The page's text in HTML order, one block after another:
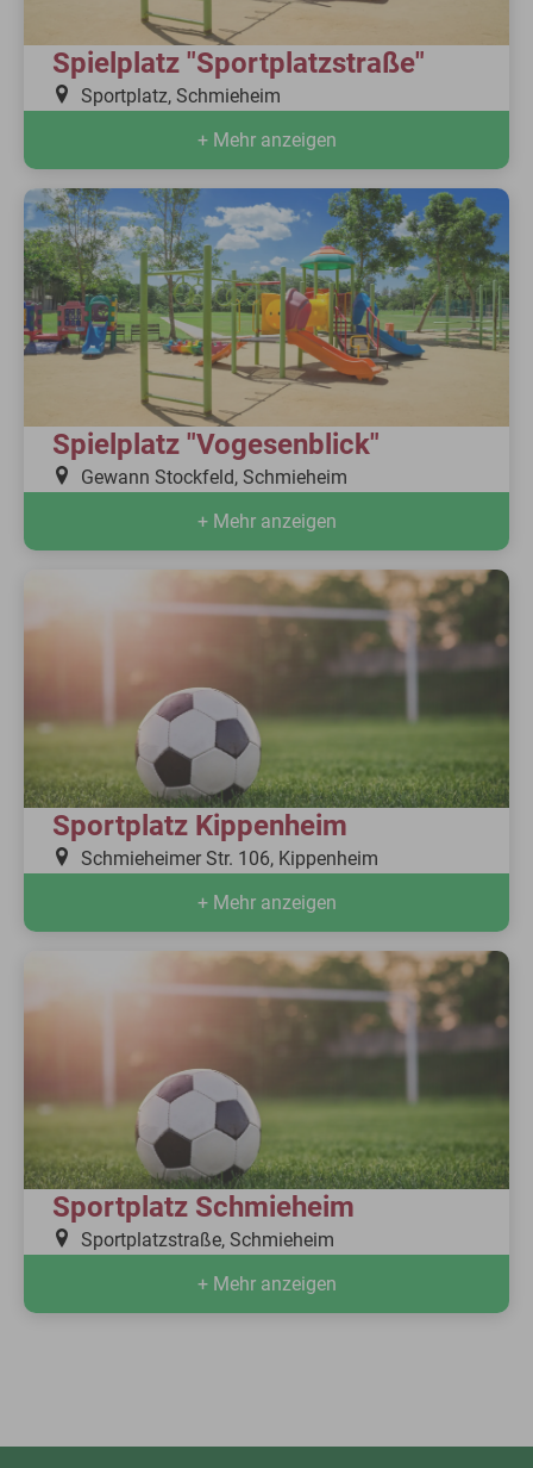
Spielplatz "Sportplatzstraße"
Sportplatz, Schmieheim
+ Mehr anzeigen
Spielplatz "Vogesenblick"
Gewann Stockfeld, Schmieheim
+ Mehr anzeigen
Sportplatz Kippenheim
Schmieheimer Str. 106, Kippenheim
+ Mehr anzeigen
Sportplatz Schmieheim
Sportplatzstraße, Schmieheim
+ Mehr anzeigen